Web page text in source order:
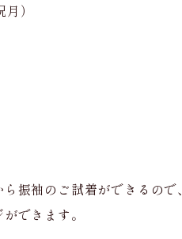
）
振袖のご試着ができるので、
できます。